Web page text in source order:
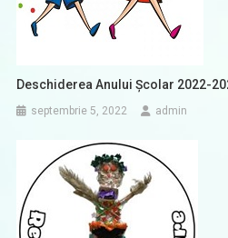
Deschiderea Anului Școlar 2022-
septembrie 5, 2022 admin